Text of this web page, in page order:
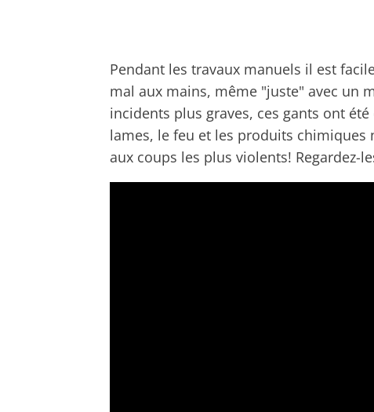
Pendant les travaux manuels il est
mal aux mains, même "juste" avec un
incidents plus graves, ces gants ont
lames, le feu et les produits chimiques
aux coups les plus violents! Regardez-